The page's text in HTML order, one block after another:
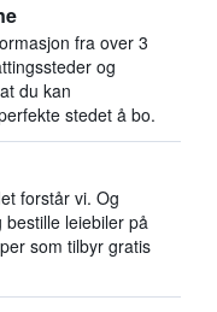
fra over 3
og
du kan
stedet å bo.
forstår vi. Og
leiebiler på
som tilbyr gratis